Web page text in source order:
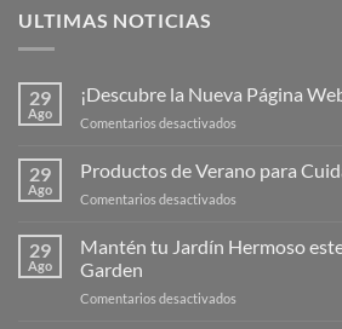
ULTIMAS NOTICIAS
29
Ago
¡Descubre la Nueva Página
Comentarios desactivados
Nueva
de
29
Ago
Productos de Verano para
Comentarios desactivados
de
29
Ago
Mantén tu Jardín Hermoso
Garden
Comentarios desactivados